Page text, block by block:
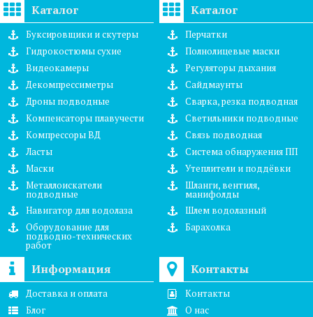
Каталог
Буксировщики и скутеры
Гидрокостюмы сухие
Видеокамеры
Декомпрессиметры
Дроны подводные
Компенсаторы плавучести
Компрессоры ВД
Ласты
Маски
Металлоискатели
подводные
Навигатор для водолаза
Оборудование для
подводно-технических
работ
Каталог
Перчатки
Полнолицевые маски
Регуляторы дыхания
Сайдмаунты
Сварка, резка подводная
Светильники подводные
Связь подводная
Система обнаружения ПП
Утеплители и поддёвки
Шланги, вентиля,
манифолды
Шлем водолазный
Барахолка
Информация
Доставка и оплата
Блог
Контакты
Контакты
О нас